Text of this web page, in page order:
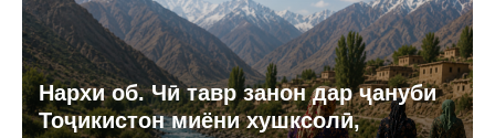
Нархи об. Чӣ тавр занон дар ҷануби
Тоҷикистон миёни хушксолӣ,